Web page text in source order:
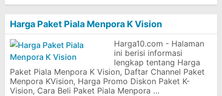
Harga Paket Piala Menpora K Vision
Harga10.com - Halaman
ini berisi informasi
lengkap tentang Harga
Paket Piala Menpora K Vision, Daftar Channel Paket
Menpora KVision, Harga Promo Diskon Paket K-
Vision, Cara Beli Paket Piala Menpora …